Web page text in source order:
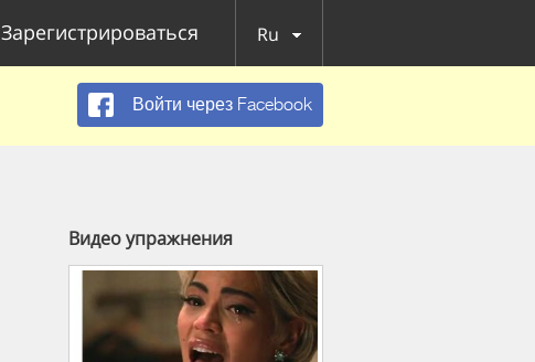
Зарегистрироваться Ru
Войти через Facebook
Видео упражнения